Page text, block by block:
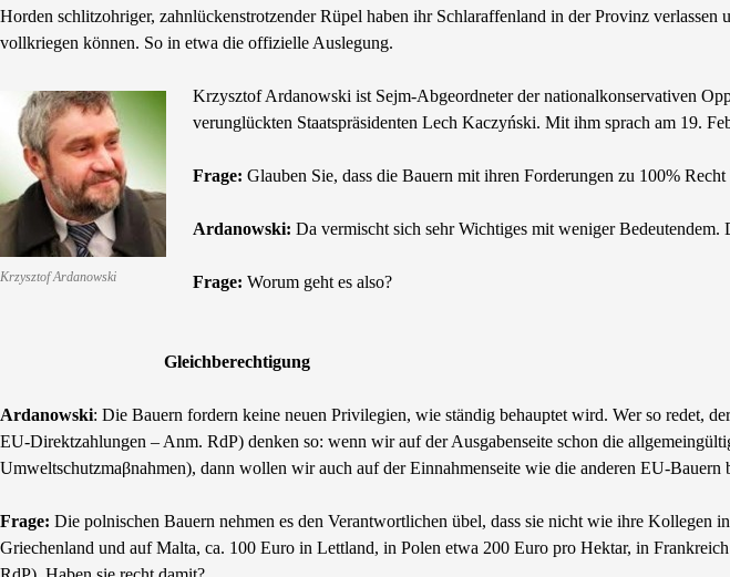
Horden schlitzohriger, zahnlückenstrotzender Rüpel haben ihr Schlaraffenland in der Provinz
vollkriegen können. So in etwa die offizielle Auslegung.
Krzysztof Ardanowski
Krzysztof Ardanowski ist Sejm-Abgeordneter der nationalkonservativen
verunglückten Staatspräsidenten Lech Kaczyński. Mit ihm sprach am 19.
Frage: Glauben Sie, dass die Bauern mit ihren Forderungen zu 100% Recht
Ardanowski: Da vermischt sich sehr Wichtiges mit weniger
Frage: Worum geht es also?
Gleichberechtigung
Ardanowski: Die Bauern fordern keine neuen Privilegien, wie ständig behauptet wird. Wer so redet,
EU-Direktzahlungen – Anm. RdP) denken so: wenn wir auf der Ausgabenseite schon die
Umweltschutzmaβnahmen), dann wollen wir auch auf der Einnahmenseite wie die anderen EU-
Frage: Die polnischen Bauern nehmen es den Verantwortlichen übel, dass sie nicht wie ihre
Griechenland und auf Malta, ca. 100 Euro in Lettland, in Polen etwa 200 Euro pro Hektar, in